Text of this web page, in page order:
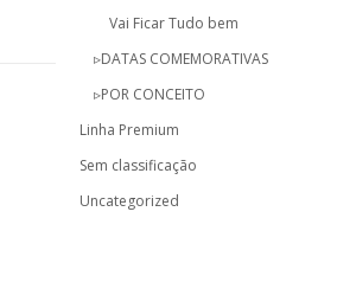
Vai Ficar Tudo bem
▹DATAS COMEMORATIVAS
▹POR CONCEITO
Linha Premium
Sem classificação
Uncategorized